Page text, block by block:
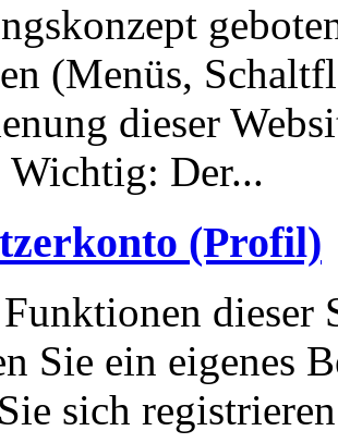
(Menüs,
dieser
Wichtig: Der...
(Profil)
dieser
Sie ein eigenes
sich